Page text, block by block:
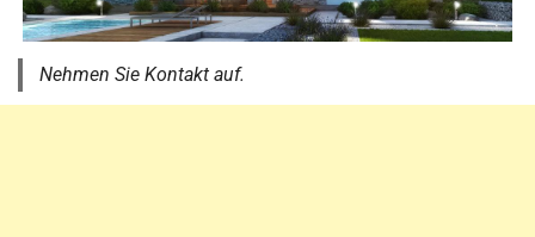
Nehmen Sie Kontakt auf.